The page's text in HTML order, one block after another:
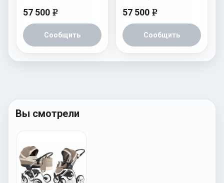
57 500 e
Сообщить
57 500 e
Сообщить
Вы смотрели